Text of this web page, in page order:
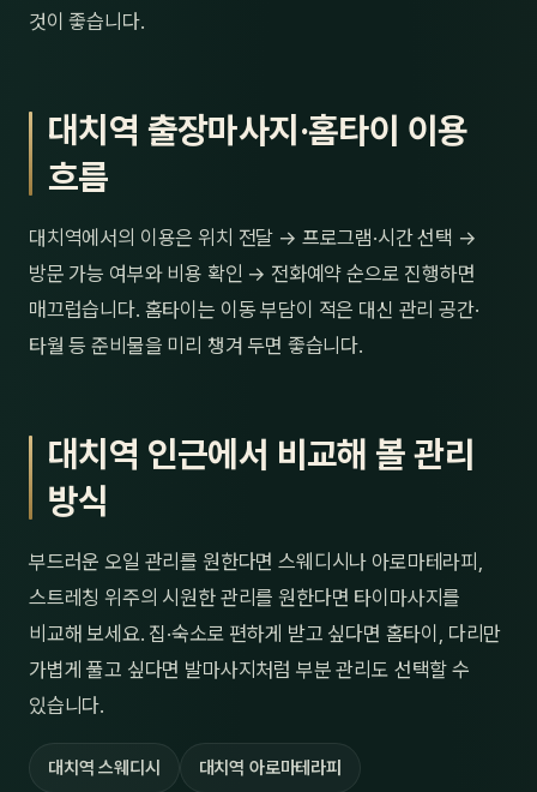
것이 좋습니다.
대치역 출장마사지·홈타이 이용
흐름
대치역에서의 이용은 위치 전달 → 프로그램·시간 선택 →
방문 가능 여부와 비용 확인 → 전화예약 순으로 진행하면
매끄럽습니다. 홈타이는 이동 부담이 적은 대신 관리 공간·
타월 등 준비물을 미리 챙겨 두면 좋습니다.
대치역 인근에서 비교해 볼 관리
방식
부드러운 오일 관리를 원한다면 스웨디시나 아로마테라피,
스트레칭 위주의 시원한 관리를 원한다면 타이마사지를
비교해 보세요. 집·숙소로 편하게 받고 싶다면 홈타이, 다리만
가볍게 풀고 싶다면 발마사지처럼 부분 관리도 선택할 수
있습니다.
대치역 스웨디시 대치역 아로마테라피